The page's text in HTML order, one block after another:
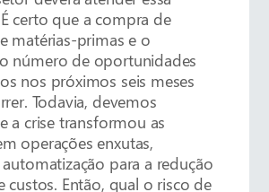
certo que a compra de
matérias-primas e o
número de oportunidades
nos próximos seis meses
Todavia, devemos
a crise transformou as
operações enxutas,
para a redução
custos. Então, qual o risco de